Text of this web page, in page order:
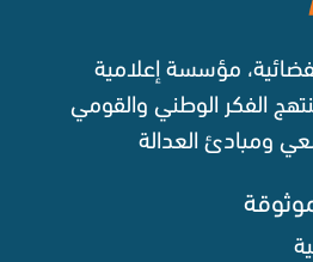
مؤسسة إعلامية
الفكر الوطني والقومي
ومبادئ العدالة